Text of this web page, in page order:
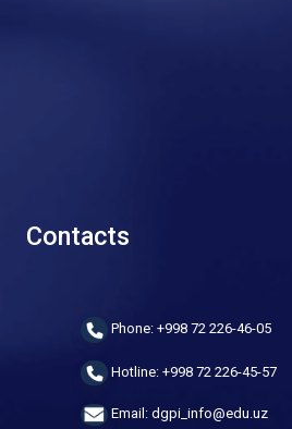
Contacts
Phone: +998 72 226-46-05
Hotline: +998 72 226-45-57
Email: dgpi_info@edu.uz